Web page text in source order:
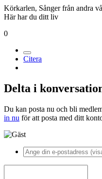
Körkarlen, Sånger från andra
Här har du ditt liv
0
Citera
Delta i
Du kan posta nu och bli
in nu för att posta med ditt